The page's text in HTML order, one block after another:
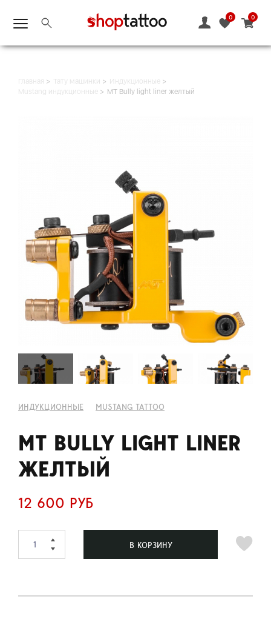
0
0
Главная Тату машинки
Индукционные
Mustang индукционные
MT Bully light liner желтый
ИНДУКЦИОННЫЕ MUSTANG TATTOO
MT BULLY LIGHT LINER
ЖЕЛТЫЙ
12 600 РУБ
В КОРЗИНУ